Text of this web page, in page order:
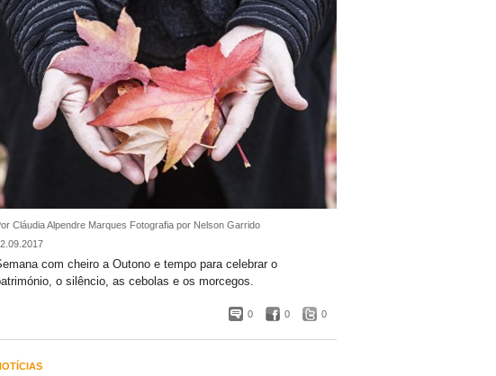
Cláudia Alpendre Marques Fotografia por Nelson Garrido
com cheiro a Outono e tempo para celebrar o
o silêncio, as cebolas e os morcegos.
0 0 0